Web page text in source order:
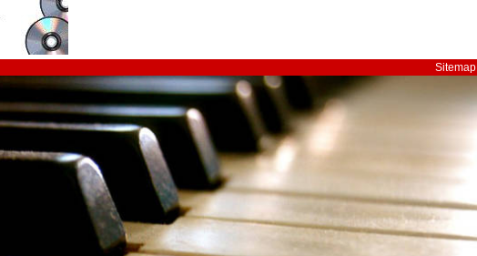
Sitemap